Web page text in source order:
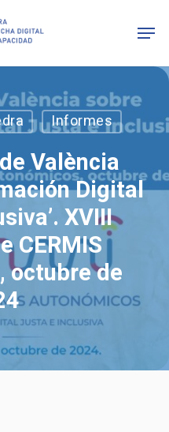
Informes
València
Digital
XVIII
CERMIS
octubre de